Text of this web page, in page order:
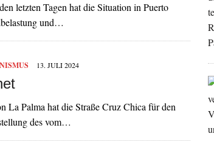
letzten Tagen hat die Situation in Puerto
und…
13. JULI 2024
La Palma hat die Straße Cruz Chica für den
des vom…